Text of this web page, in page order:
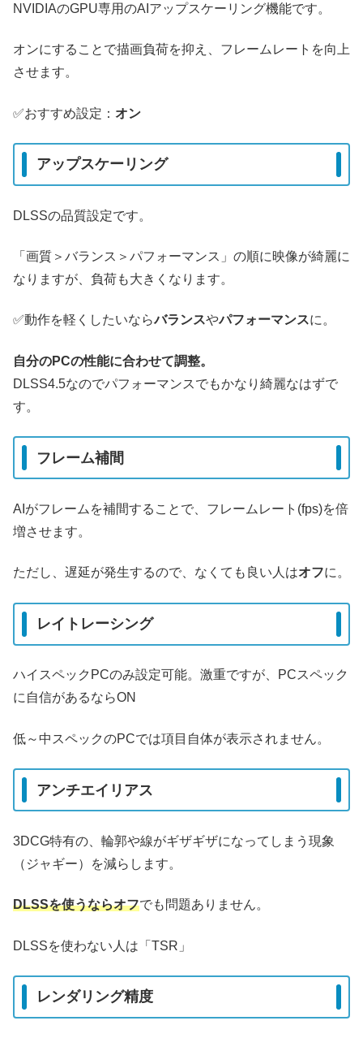
NVIDIAのGPU専用のAIアップスケーリング機能です。
オンにすることで描画負荷を抑え、フレームレートを向上
させます。
✅️おすすめ設定： オン
アップスケーリング
DLSSの品質設定です。
「画質＞バランス＞パフォーマンス」の順に映像が綺麗に
なりますが、負荷も大きくなります。
✅️動作を軽くしたいならバランスやパフォーマンスに。
自分のPCの性能に合わせて調整。
DLSS4.5なのでパフォーマンスでもかなり綺麗なはずで
す。
フレーム補間
AIがフレームを補間することで、フレームレート(fps)を倍
増させます。
ただし、遅延が発生するので、なくても良い人はオフに。
レイトレーシング
ハイスペックPCのみ設定可能。激重ですが、PCスペック
に自信があるならON
低～中スペックのPCでは項目自体が表示されません。
アンチエイリアス
3DCG特有の、輪郭や線がギザギザになってしまう現象
（ジャギー）を減らします。
DLSSを使うならオフでも問題ありません。
DLSSを使わない人は「TSR」
レンダリング精度